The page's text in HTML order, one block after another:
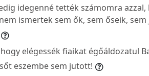
idegenné tették számomra azzal,
ismertek sem ők, sem őseik, sem
elégessék fiaikat égőáldozatul
eszembe sem jutott!